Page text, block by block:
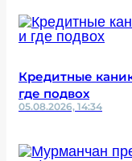
Кредитные
где подвох
05.08.2026, 14:34